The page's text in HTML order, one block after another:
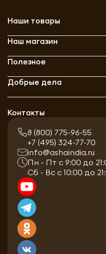
Наши товары
Наш магазин
Полезное
Добрые дела
Контакты
8 (800) 775-96-55
+7 (495) 324-77-70
info@ashaindia.ru
Пн - Пт с 9:00 до
Сб - Вс с 10:00 до